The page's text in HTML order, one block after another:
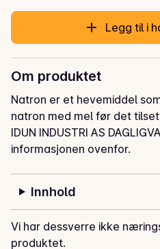
Legg til i
Om produktet
Natron er et hevemiddel
natron med mel før det
IDUN INDUSTRI AS
informasjonen ovenfor.
Innhold
Vi har dessverre ikke
produktet.